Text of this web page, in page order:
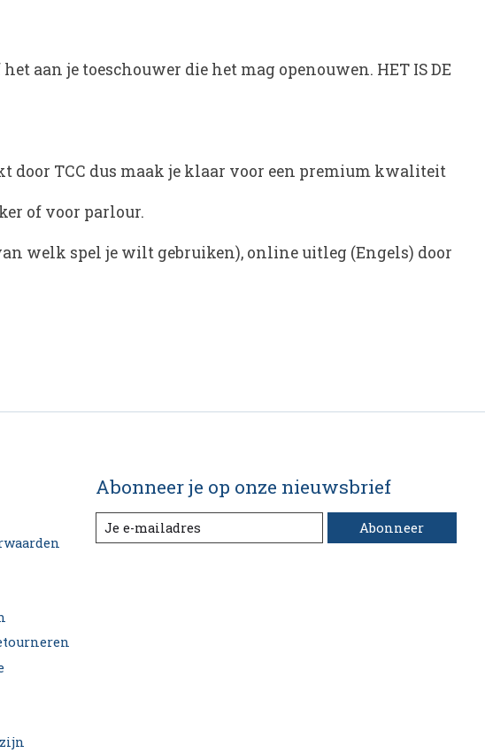
aan je toeschouwer die het mag openouwen. HET IS DE
door TCC dus maak je klaar voor een premium kwaliteit
of voor parlour.
welk spel je wilt gebruiken), online uitleg (Engels) door
Abonneer je op onze nieuwsbrief
Abonneer